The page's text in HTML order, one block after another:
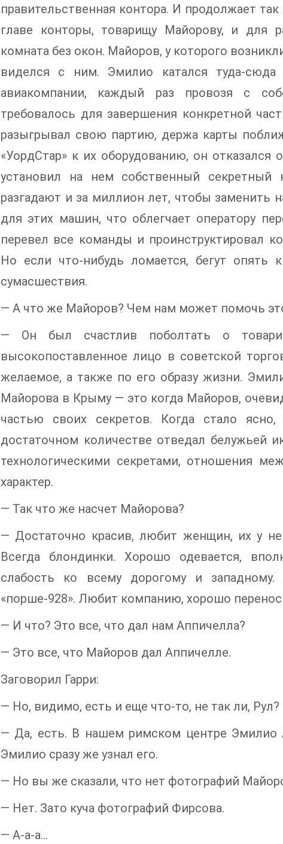
правительственная контора. И продолжает
главе конторы, товарищу Майорову, и для
комната без окон. Майоров, у которого
виделся с ним. Эмилио катался туда-
авиакомпании, каждый раз провозя с
требовалось для завершения конкретной
разыгрывал свою партию, держа карты
«УордСтар» к их оборудованию, он отказался
установил на нем собственный
разгадают и за миллион лет, чтобы заменить
для этих машин, что облегчает оператору
перевел все команды и проинструктировал
Но если что-нибудь ломается, бегут
сумасшествия.
— А что же Майоров? Чем нам может помочь
— Он был счастлив поболтать о
высокопоставленное лицо в советской
желаемое, а также по его образу жизни.
Майорова в Крыму — это когда Майоров,
частью своих секретов. Когда стало
достаточном количестве отведал белужьей
технологическими секретами, отношения
характер.
— Так что же насчет Майорова?
— Достаточно красив, любит женщин, их у
Всегда блондинки. Хорошо одевается,
слабость ко всему дорогому и
«порше-928». Любит компанию, хорошо
— И что? Это все, что дал нам Аппичелла?
— Это все, что Майоров дал Аппичелле.
Заговорил Гарри:
— Но, видимо, есть и еще что-то, не так ли, Рул?
— Да, есть. В нашем римском центре Эмилио
Эмилио сразу же узнал его.
— Но вы же сказали, что нет фотографий
— Нет. Зато куча фотографий Фирсова.
— А-а-а...